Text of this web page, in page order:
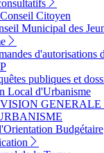
Citoyen
Municipal des
d'autorisations
publiques et
Local d'Urbanisme
Budgétaire